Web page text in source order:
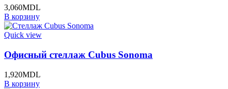
3,060MDL
В корзину
Quick view
Офисный стеллаж Cubus Sonoma
1,920MDL
В корзину